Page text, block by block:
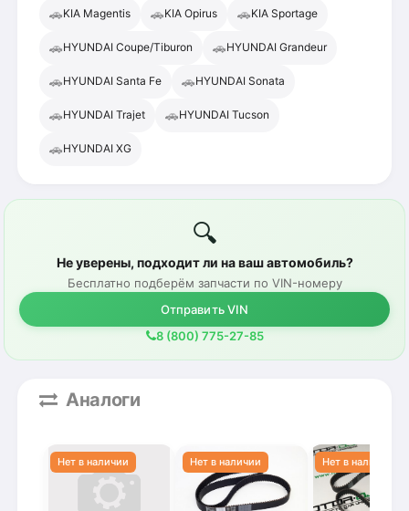
🚗KIA Magentis 🚗KIA Opirus 🚗KIA Sportage
🚗HYUNDAI Coupe/Tiburon 🚗HYUNDAI Grandeur
🚗HYUNDAI Santa Fe 🚗HYUNDAI Sonata
🚗HYUNDAI Trajet 🚗HYUNDAI Tucson
🚗HYUNDAI XG
🔍
Не уверены, подходит ли на ваш автомобиль?
Бесплатно подберём запчасти по VIN-номеру
Отправить VIN
8 (800) 775-27-85
Аналоги